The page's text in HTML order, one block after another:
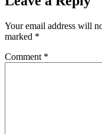
Your email address will
marked *
Comment *